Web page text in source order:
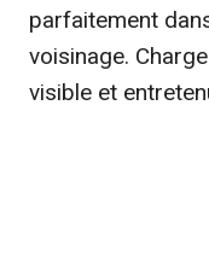
parfaitement
voisinage.
visible et